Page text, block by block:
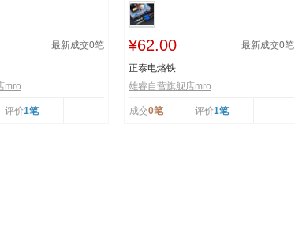
最新成交0笔
mro
评价1笔
¥62.00 最新成交0笔
正泰电烙铁
雄睿自营旗舰店mro
成交0笔 评价1笔